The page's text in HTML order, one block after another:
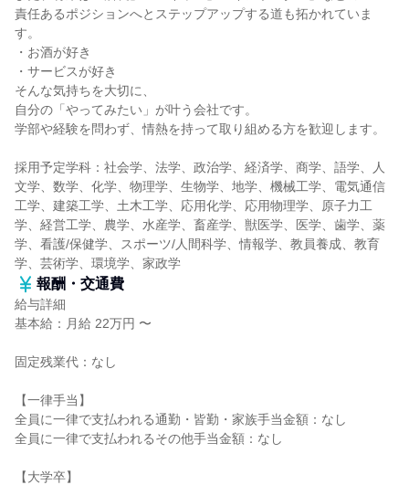
責任あるポジションへとステップアップする道も拓かれていま
す。
・お酒が好き
・サービスが好き
そんな気持ちを大切に、
自分の「やってみたい」が叶う会社です。
学部や経験を問わず、情熱を持って取り組める方を歓迎します。
採用予定学科：社会学、法学、政治学、経済学、商学、語学、人
文学、数学、化学、物理学、生物学、地学、機械工学、電気通信
工学、建築工学、土木工学、応用化学、応用物理学、原子力工
学、経営工学、農学、水産学、畜産学、獣医学、医学、歯学、薬
学、看護/保健学、スポーツ/人間科学、情報学、教員養成、教育
学、芸術学、環境学、家政学
報酬・交通費
給与詳細
基本給：月給 22万円 〜
固定残業代：なし
【一律手当】
全員に一律で支払われる通勤・皆勤・家族手当金額：なし
全員に一律で支払われるその他手当金額：なし
【大学卒】